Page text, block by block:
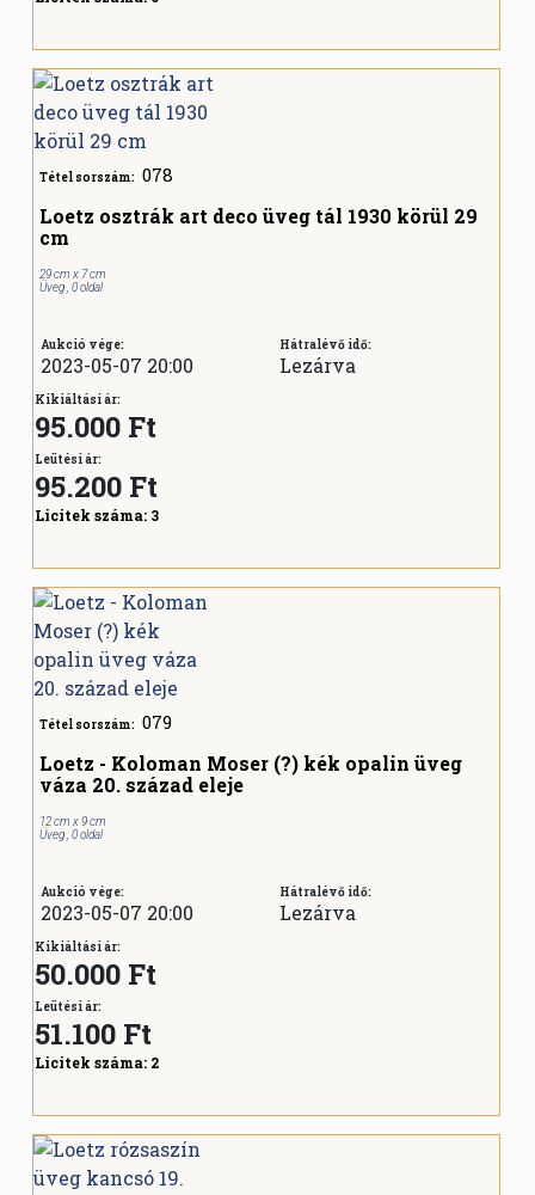
Tétel sorszám: 078
Loetz osztrák art deco üveg tál 1930 körül 29
cm
29 cm x 7 cm
Üveg , 0 oldal
Aukció vége:
2023-05-07 20:00
Hátralévő idő:
Lezárva
Kikiáltási ár:
95.000 Ft
Leütési ár:
95.200 Ft
Licitek száma: 3
Tétel sorszám: 079
Loetz - Koloman Moser (?) kék opalin üveg
váza 20. század eleje
12 cm x 9 cm
Üveg , 0 oldal
Aukció vége:
2023-05-07 20:00
Hátralévő idő:
Lezárva
Kikiáltási ár:
50.000 Ft
Leütési ár:
51.100 Ft
Licitek száma: 2